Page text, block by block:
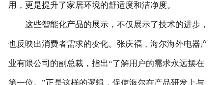
用，更是提升了家居环境的舒适度和洁净度。
这些智能化产品的展示，不仅展示了技术的进步，
也反映出消费者需求的变化。张庆福，海尔海外电器产
业有限公司的副总裁，指出“了解用户的需求永远摆在
第一位。”正是这样的逻辑，促使海尔在产品研发上与